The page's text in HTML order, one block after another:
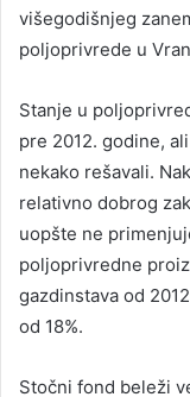
višegodišnjeg
poljoprivrede u
Stanje u
pre 2012. godine,
nekako rešavali.
relativno dobrog
uopšte ne
poljoprivredne
gazdinstava od
od 18%.
Stočni fond beleži